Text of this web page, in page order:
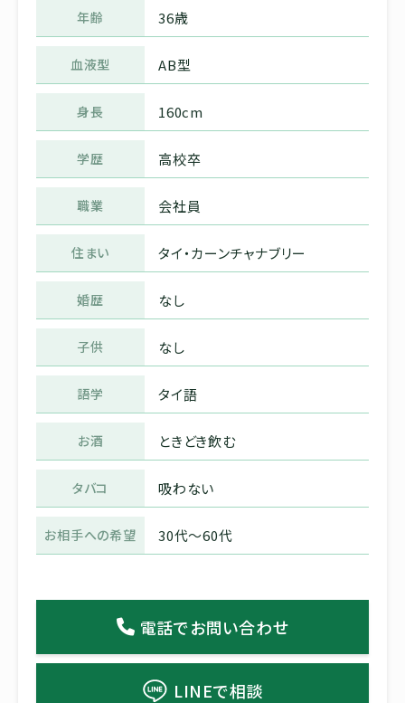
年齢 36歳
血液型 AB型
身長 160cm
学歴 高校卒
職業 会社員
住まい タイ・カーンチャナブリー
婚歴 なし
子供 なし
語学 タイ語
お酒 ときどき飲む
タバコ 吸わない
お相手への希望 30代〜60代
電話でお問い合わせ
LINEで相談